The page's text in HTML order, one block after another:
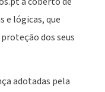
e lógicas, que
dos seus
adotadas pela